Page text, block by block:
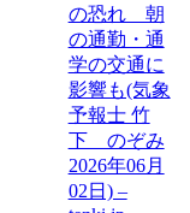
の恐れ 朝
の通勤・通
学の交通に
影響も(気象
予報士 竹
下 のぞみ
2026年06月
02日) –